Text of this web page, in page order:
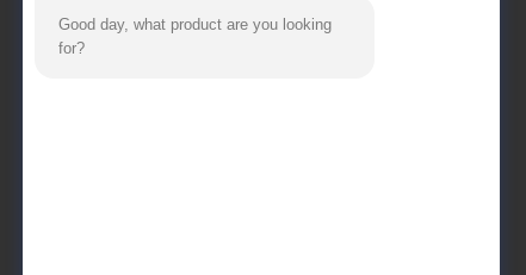
Good day, what product are you looking
for?